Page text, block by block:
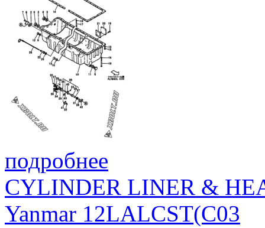
подробнее
CYLINDER LINER &
Yanmar 12LALCST(C03